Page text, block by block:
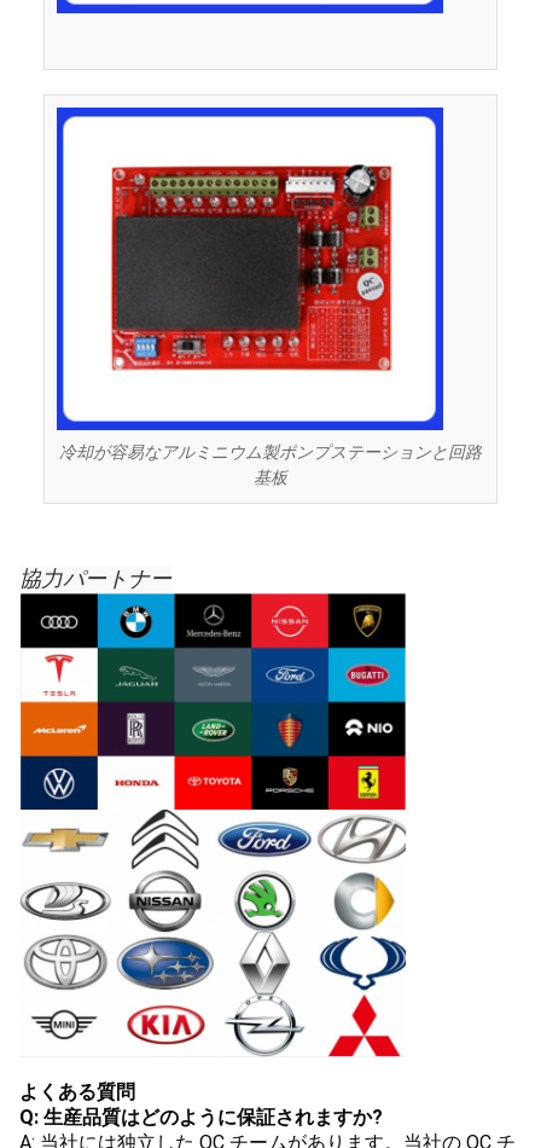
冷却が容易なアルミニウム製ポンプステーションと回路
基板
協力パートナー
よくある質問
Q: 生産品質はどのように保証されますか?
A: 当社には独立した QC チームがあります。当社の QC チ